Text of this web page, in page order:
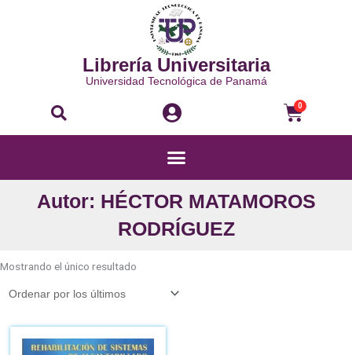
Librería Universitaria
Universidad Tecnológica de Panamá
Buscar 0
Menú
Autor: HÉCTOR MATAMOROS
RODRÍGUEZ
Mostrando el único resultado